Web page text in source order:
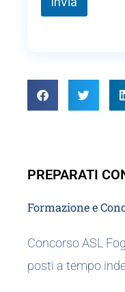
PREPARATI
Formazione e
Concorso ASL
posti a tempo